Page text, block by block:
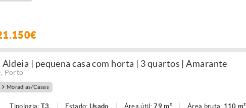
Aldeia | pequena casa com horta | 3 quartos | Amarante
Porto
Moradias/Casas
Tipologia: T3 Estado:Usado Área útil:79 m² Área bruta: 110 m²